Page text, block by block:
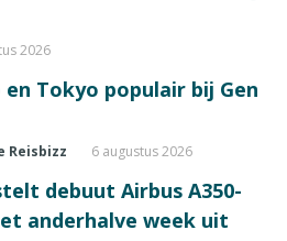
2026
Tokyo populair bij Gen
Reisbizz 6 augustus 2026
debuut Airbus A350-
anderhalve week uit